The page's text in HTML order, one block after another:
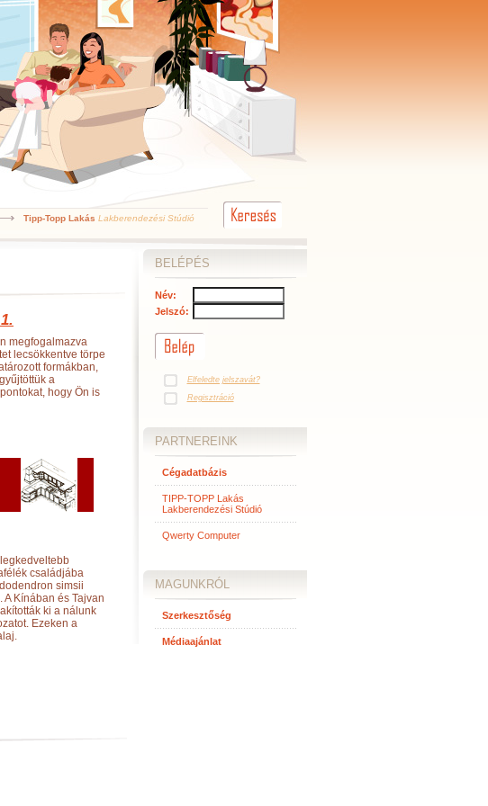
Tipp-Topp Lakás Lakberendezési Stúdió
megfogalmazva
lecsökkentve törpe
formákban,
a
hogy Ön is
családjába
simsii
Kínában és Tajvan
ki a nálunk
Ezeken a
BELÉPÉS
Név:
Jelszó:
Elfeledte jelszavát?
Regisztráció
PARTNEREINK
Cégadatbázis
TIPP-TOPP Lakás
Lakberendezési Stúdió
Qwerty Computer
MAGUNKRÓL
Szerkesztőség
Médiaajánlat